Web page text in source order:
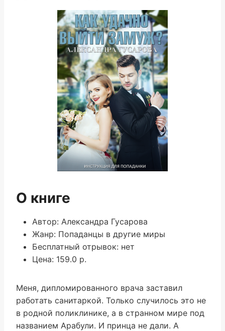
О книге
Автор: Александра Гусарова
Жанр: Попаданцы в другие миры
Бесплатный отрывок: нет
Цена: 159.0 р.
Меня, дипломированного врача заставил
работать санитаркой. Только случилось это не
в родной поликлинике, а в странном мире под
названием Арабули. И принца не дали. А